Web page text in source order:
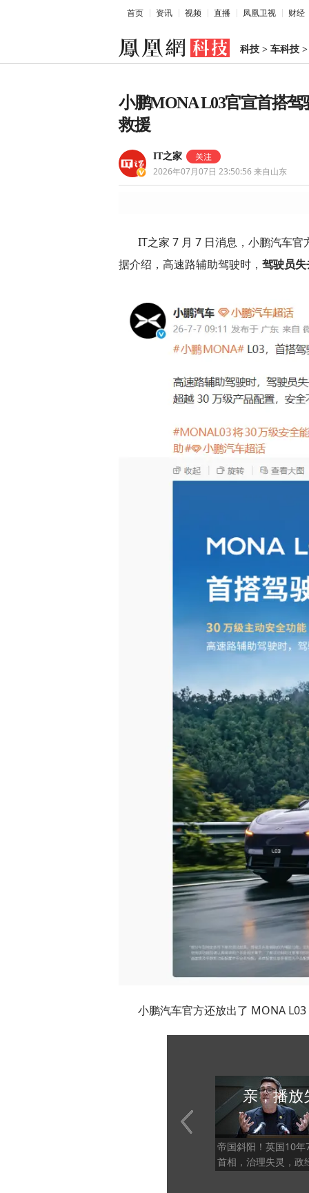
首页 资讯 视频 直播 凤凰卫视 财经
科技 > 车科技
小鹏MONA L03官宣首搭
救援
IT之家
2026年07月07日 23:50:56来自山东
IT之家 7 月 7 日消息，小鹏汽车
据介绍，高速路辅助驾驶时， 驾驶员
小鹏汽车官方还放出了 MONA
亲，播放
帝国斜阳！英国10年
首相，治理失灵，政